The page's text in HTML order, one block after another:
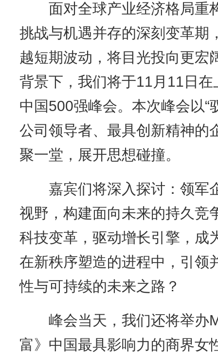
面对全球产业经济格局重
挑战与机遇并存的深刻变革期
越短期波动，将目光投向更宏
背景下，我们将于11月11日
中国500强峰会。本次峰会以“
公司领导者、最具创新精神的
聚一堂，展开思想碰撞。
嘉宾们将深入探讨：领军
视野，构建面向未来的持久竞
科技变革，驱动增长引擎，成
在新秩序塑造的进程中，引领
性与可持续的未来之路？
峰会当天，我们还将举办
富》中国最具影响力的商界女